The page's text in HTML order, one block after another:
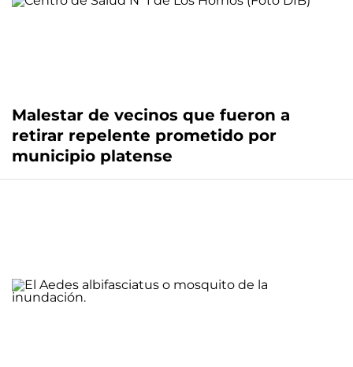
Malestar de vecinos que fueron a
retirar repelente prometido por
municipio platense